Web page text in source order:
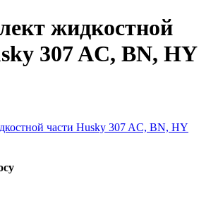
жидкостной
307 AC, BN, HY